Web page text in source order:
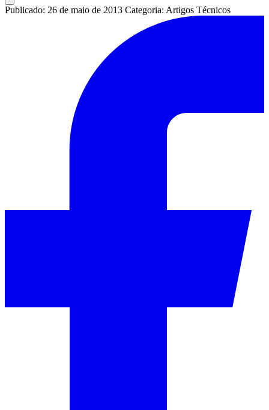
Publicado: 26 de maio de 2013 Categoria: Artigos Técnicos